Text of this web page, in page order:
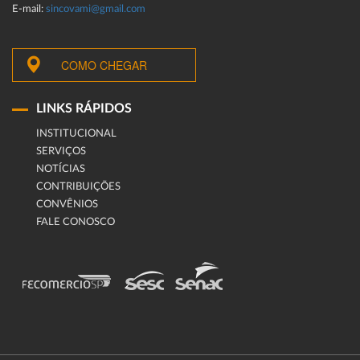
E-mail: sincovami@gmail.com
COMO CHEGAR
LINKS RÁPIDOS
INSTITUCIONAL
SERVIÇOS
NOTÍCIAS
CONTRIBUIÇÕES
CONVÊNIOS
FALE CONOSCO